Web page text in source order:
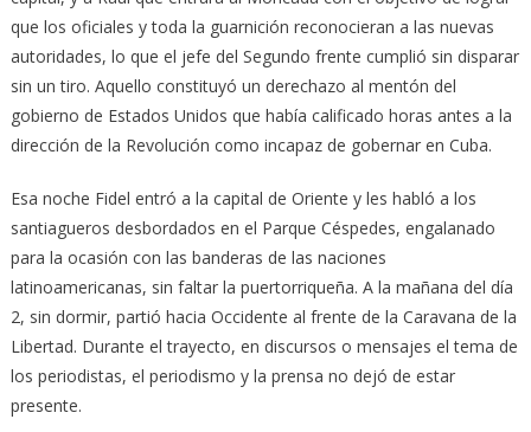
que los oficiales y toda la guarnición reconocieran a las nuevas
autoridades, lo que el jefe del Segundo frente cumplió sin disparar
sin un tiro. Aquello constituyó un derechazo al mentón del
gobierno de Estados Unidos que había calificado horas antes a la
dirección de la Revolución como incapaz de gobernar en Cuba.
Esa noche Fidel entró a la capital de Oriente y les habló a los
santiagueros desbordados en el Parque Céspedes, engalanado
para la ocasión con las banderas de las naciones
latinoamericanas, sin faltar la puertorriqueña. A la mañana del día
2, sin dormir, partió hacia Occidente al frente de la Caravana de la
Libertad. Durante el trayecto, en discursos o mensajes el tema de
los periodistas, el periodismo y la prensa no dejó de estar
presente.